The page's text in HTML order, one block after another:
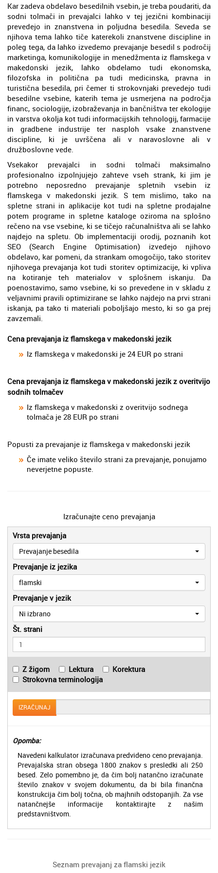
Kar zadeva obdelavo besedilnih vsebin, je treba poudariti, da
sodni tolmači in prevajalci lahko v tej jezični kombinaciji
prevedejo in znanstvena in poljudna besedila. Seveda se
njihova tema lahko tiče katerekoli znanstvene discipline in
poleg tega, da lahko izvedemo prevajanje besedil s področij
marketinga, komunikologije in menedžmenta iz flamskega v
makedonski jezik, lahko obdelamo tudi ekonomska,
filozofska in politična pa tudi medicinska, pravna in
turistična besedila, pri čemer ti strokovnjaki prevedejo tudi
besedilne vsebine, katerih tema je usmerjena na področja
financ, sociologije, izobraževanja in bančništva ter ekologije
in varstva okolja kot tudi informacijskih tehnologij, farmacije
in gradbene industrije ter nasploh vsake znanstvene
discipline, ki je uvrščena ali v naravoslovne ali v
družboslovne vede.
Vsekakor prevajalci in sodni tolmači maksimalno
profesionalno izpolnjujejo zahteve vseh strank, ki jim je
potrebno neposredno prevajanje spletnih vsebin iz
flamskega v makedonski jezik. S tem mislimo, tako na
spletne strani in aplikacije kot tudi na spletne prodajalne
potem programe in spletne kataloge oziroma na splošno
rečeno na vse vsebine, ki se tičejo računalništva ali se lahko
najdejo na spletu. Ob implementaciji orodij, poznanih kot
SEO (Search Engine Optimisation) izvedejo njihovo
obdelavo, kar pomeni, da strankam omogočijo, tako storitev
njihovega prevajanja kot tudi storitev optimizacije, ki vpliva
na kotiranje teh materialov v splošnem iskanju. Da
poenostavimo, samo vsebine, ki so prevedene in v skladu z
veljavnimi pravili optimizirane se lahko najdejo na prvi strani
iskanja, pa tako ti materiali poboljšajo mesto, ki so ga prej
zavzemali.
Cena prevajanja iz flamskega v makedonski jezik
Iz flamskega v makedonski je 24 EUR po strani
Cena prevajanja iz flamskega v makedonski jezik z overitvijo
sodnih tolmačev
Iz flamskega v makedonski z overitvijo sodnega
tolmača je 28 EUR po strani
Popusti za prevajanje iz flamskega v makedonski jezik
Če imate veliko število strani za prevajanje, ponujamo
neverjetne popuste.
Izračunajte ceno prevajanja
Vrsta prevajanja
Prevajanje besedila
Prevajanje iz jezika
flamski
Prevajanje v jezik
Ni izbrano
Št. strani
Z žigom Lektura
Korektura
Strokovna terminologija
IZRAČUNAJ
Opomba:
Navedeni kalkulator izračunava predvideno ceno prevajanja.
Prevajalska stran obsega 1800 znakov s presledki ali 250
besed. Zelo pomembno je, da čim bolj natančno izračunate
število znakov v svojem dokumentu, da bi bila finančna
konstrukcija čim bolj točna, ob majhnih odstopanjih. Za vse
natančnejše informacije kontaktirajte z našim
predstavništvom.
Seznam prevajanj za flamski jezik